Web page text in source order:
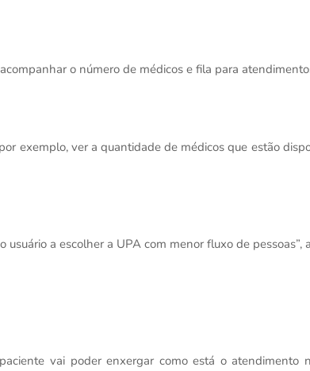
o número de médicos e fila para
exemplo, ver a quantidade de médicos que estão
usuário a escolher a UPA com menor fluxo de pessoas”,
vai poder enxergar como está o atendimento